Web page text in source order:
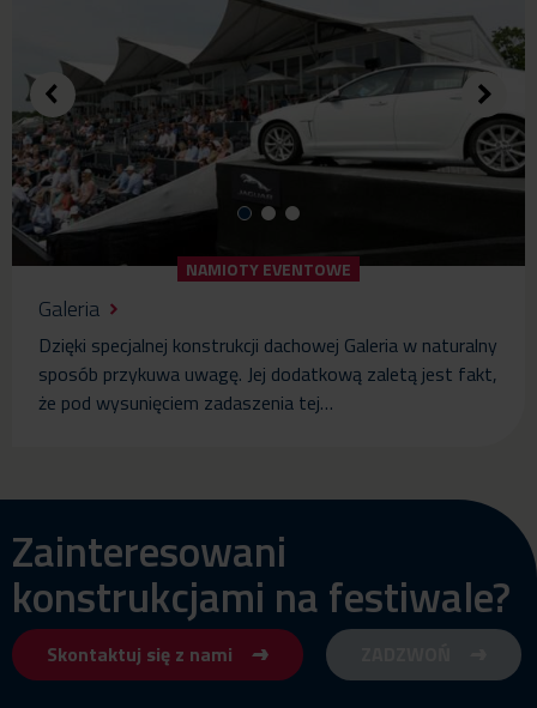
NAMIOTY EVENTOWE
Galeria
Dzięki specjalnej konstrukcji dachowej Galeria w naturalny
sposób przykuwa uwagę. Jej dodatkową zaletą jest fakt,
że pod wysunięciem zadaszenia tej…
Zainteresowani
konstrukcjami na festiwale?
Skontaktuj się z nami